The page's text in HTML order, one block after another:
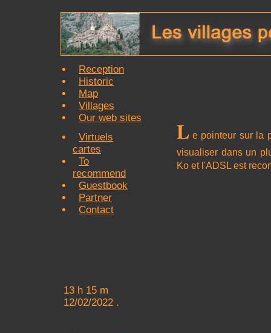
Reception
Historic
Map
Villages
Our web sites
Virtuels
cartes
To
recommend
Guestbook
Partner
Contact
13 h 15 m
12/02/2022 .
L e pointeur sur la
visualiser dans un
Ko et l'ADSL est